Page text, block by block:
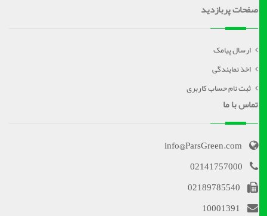
صفحات پربازدید
ارسال پیامک
اخذ نمایندگی
ثبت نام حساب کاربری
تماس با ما
info@ParsGreen.com
02141757000
02189785540
10001391